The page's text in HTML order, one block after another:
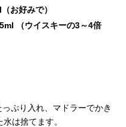
お好みで）
（ウイスキーの3～4倍
ぷり入れ、マドラーでかき
は捨てます。